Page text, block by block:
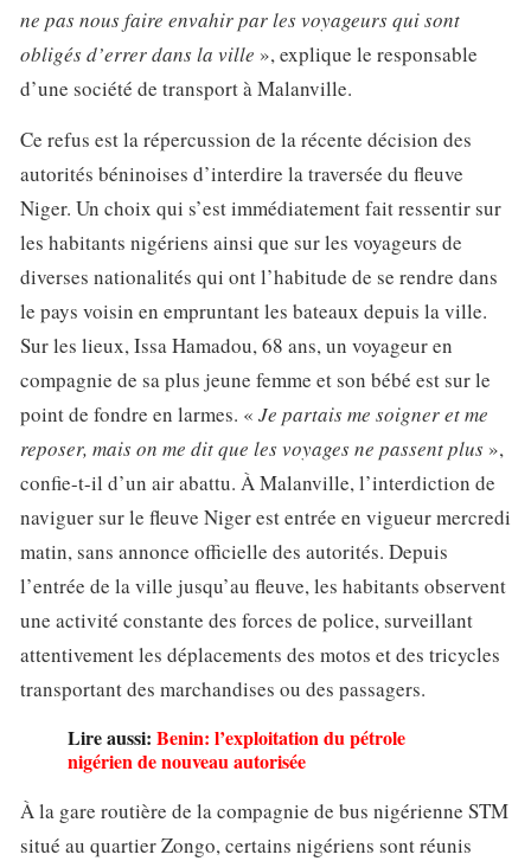
ne pas nous faire envahir par les voyageurs qui sont
obligés d’errer dans la ville », explique le responsable
d’une société de transport à Malanville.
Ce refus est la répercussion de la récente décision des
autorités béninoises d’interdire la traversée du fleuve
Niger. Un choix qui s’est immédiatement fait ressentir sur
les habitants nigériens ainsi que sur les voyageurs de
diverses nationalités qui ont l’habitude de se rendre dans
le pays voisin en empruntant les bateaux depuis la ville.
Sur les lieux, Issa Hamadou, 68 ans, un voyageur en
compagnie de sa plus jeune femme et son bébé est sur le
point de fondre en larmes. « Je partais me soigner et me
reposer, mais on me dit que les voyages ne passent plus »,
confie-t-il d’un air abattu. À Malanville, l’interdiction de
naviguer sur le fleuve Niger est entrée en vigueur mercredi
matin, sans annonce officielle des autorités. Depuis
l’entrée de la ville jusqu’au fleuve, les habitants observent
une activité constante des forces de police, surveillant
attentivement les déplacements des motos et des tricycles
transportant des marchandises ou des passagers.
Lire aussi: Benin: l’exploitation du pétrole
nigérien de nouveau autorisée
À la gare routière de la compagnie de bus nigérienne STM
situé au quartier Zongo, certains nigériens sont réunis